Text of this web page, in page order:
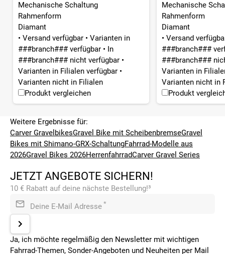
Mechanische Schaltung
Rahmenform
Diamant
• Versand verfügbar • Varianten in
###branch### verfügbar • In
###branch### nicht verfügbar •
Varianten in Filialen verfügbar •
Varianten nicht in Filialen
Produkt vergleichen
Mechanische
Rahmenform
Diamant
• Versand
###branch###
###branch###
Varianten in
Varianten nicht in
Produkt
Weitere Ergebnisse für:
Carver GravelbikesGravel Bike mit ScheibenbremseGravel
Bikes mit Shimano-GRX-SchaltungFahrrad-Modelle aus
2026Gravel Bikes 2026HerrenfahrradCarver Gravel Series
JETZT ANGEBOTE SICHERN!
10 € Rabatt auf deine nächste Bestellung!³
Deine E-Mail Adresse *
Ja, ich möchte regelmäßig den Newsletter mit wichtigen
Fahrrad-Themen, Sonder-Angeboten und Neuheiten per Mail